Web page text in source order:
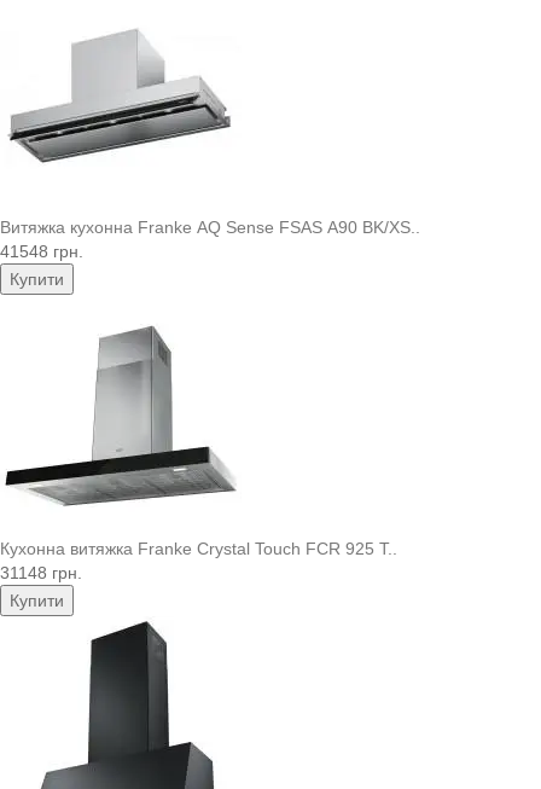
Витяжка кухонна Franke AQ Sense FSAS A90 BK/XS..
41548 грн.
Купити
Кухонна витяжка Franke Crystal Touch FCR 925 T..
31148 грн.
Купити